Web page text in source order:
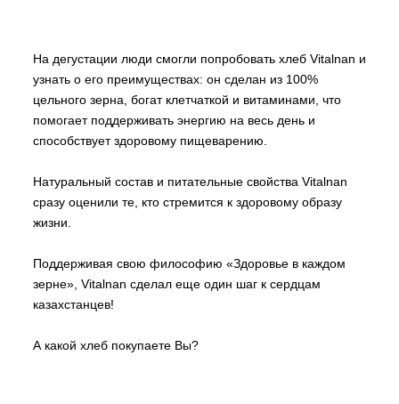
На дегустации люди смогли попробовать хлеб Vitalnan и
узнать о его преимуществах: он сделан из 100%
цельного зерна, богат клетчаткой и витаминами, что
помогает поддерживать энергию на весь день и
способствует здоровому пищеварению.
Натуральный состав и питательные свойства Vitalnan
сразу оценили те, кто стремится к здоровому образу
жизни.
Поддерживая свою философию «Здоровье в каждом
зерне», Vitalnan сделал еще один шаг к сердцам
казахстанцев!
А какой хлеб покупаете Вы?